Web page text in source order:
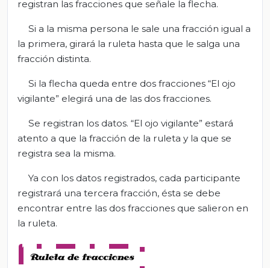
registran las fracciones que señale la flecha.
Si a la misma persona le sale una fracción igual a
la primera, girará la ruleta hasta que le salga una
fracción distinta.
Si la flecha queda entre dos fracciones “El ojo
vigilante” elegirá una de las dos fracciones.
Se registran los datos. “El ojo vigilante” estará
atento a que la fracción de la ruleta y la que se
registra sea la misma.
Ya con los datos registrados, cada participante
registrará una tercera fracción, ésta se debe
encontrar entre las dos fracciones que salieron en
la ruleta.